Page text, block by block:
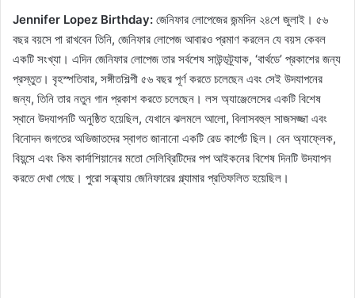
Jennifer Lopez Birthday: জেনিফার লোপেজের জন্মদিন ২৪শে জুলাই। ৫৬
বছর বয়সে পা রাখবেন তিনি, জেনিফার লোপেজ আবারও প্রমাণ করলেন যে বয়স কেবল
একটি সংখ্যা। এদিন জেনিফার লোপেজ তার সর্বশেষ সাউন্ডট্র্যাক, ‘বার্থডে’ প্রকাশের জন্য
প্রস্তুত। বৃহস্পতিবার, সঙ্গীতশিল্পী ৫৬ বছর পূর্ণ করতে চলেছেন এবং সেই উদযাপনের
জন্য, তিনি তার নতুন গান প্রকাশ করতে চলেছেন। লস অ্যাঞ্জেলেসের একটি বিশেষ
স্থানে উদযাপনটি অনুষ্ঠিত হয়েছিল, যেখানে ঝলমলে আলো, বিলাসবহুল সাজসজ্জা এবং
বিনোদন জগতের অভিজাতদের স্বাগত জানানো একটি রেড কার্পেট ছিল। বেন অ্যাফ্লেক,
বিয়ন্সে এবং কিম কার্দাশিয়ানের মতো সেলিব্রিটিদের পপ আইকনের বিশেষ দিনটি উদযাপন
করতে দেখা গেছে। পুরো সন্ধ্যায় জেনিফারের গ্ল্যামার প্রতিফলিত হয়েছিল।